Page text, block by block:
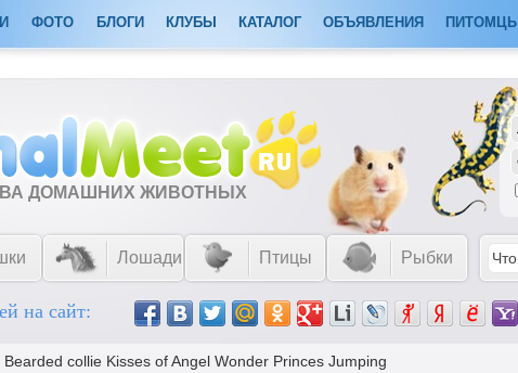
ФОТО БЛОГИ КЛУБЫ КАТАЛОГ ОБЪЯВЛЕНИЯ ПИТОМЦЫ
ДОМАШНИХ ЖИВОТНЫХ
Лошади Птицы Рыбки
на сайт:
Bearded collie Kisses of Angel Wonder Princes Jumping